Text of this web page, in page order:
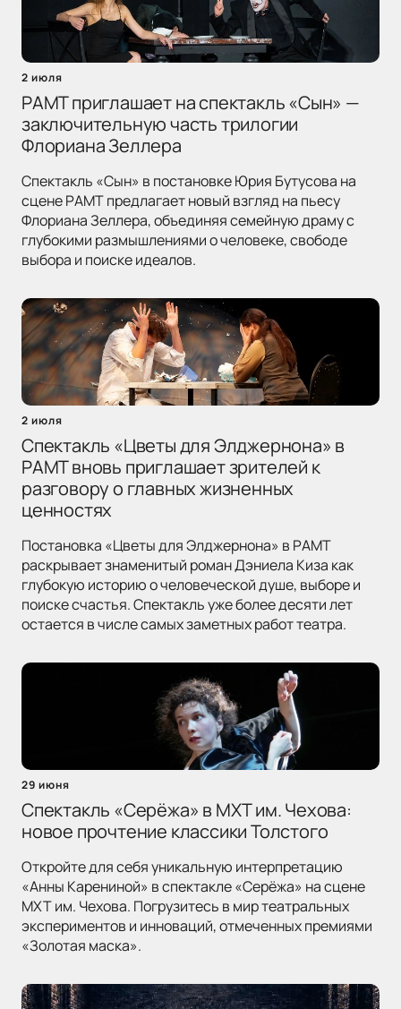
2 июля
РАМТ приглашает на спектакль «Сын» —
заключительную часть трилогии
Флориана Зеллера
Спектакль «Сын» в постановке Юрия Бутусова на
сцене РАМТ предлагает новый взгляд на пьесу
Флориана Зеллера, объединяя семейную драму с
глубокими размышлениями о человеке, свободе
выбора и поиске идеалов.
2 июля
Спектакль «Цветы для Элджернона» в
РАМТ вновь приглашает зрителей к
разговору о главных жизненных
ценностях
Постановка «Цветы для Элджернона» в РАМТ
раскрывает знаменитый роман Дэниела Киза как
глубокую историю о человеческой душе, выборе и
поиске счастья. Спектакль уже более десяти лет
остается в числе самых заметных работ театра.
29 июня
Спектакль «Серёжа» в МХТ им. Чехова:
новое прочтение классики Толстого
Откройте для себя уникальную интерпретацию
«Анны Карениной» в спектакле «Серёжа» на сцене
МХТ им. Чехова. Погрузитесь в мир театральных
экспериментов и инноваций, отмеченных премиями
«Золотая маска».